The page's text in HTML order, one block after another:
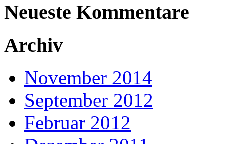
Neueste Kommentare
Archiv
November 2014
September 2012
Februar 2012